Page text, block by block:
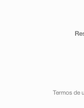
Termos de